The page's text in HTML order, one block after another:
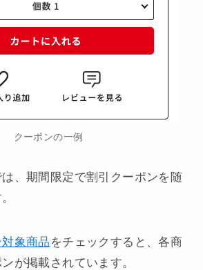
クーポンの一例
、期間限定で割引クーポンを随
象商品 をチェックすると、各商
が掲載されています。